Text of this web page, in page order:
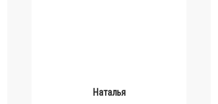
Наталья